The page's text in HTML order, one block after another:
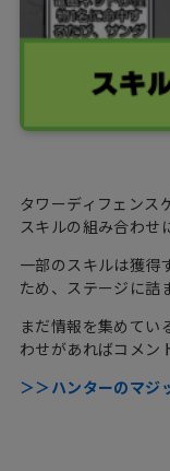
タワーディフェンス
スキルの組み合わせ
一部のスキルは獲得
ため、ステージに詰
まだ情報を集めてい
わせがあればコメン
＞＞ハンターのマ